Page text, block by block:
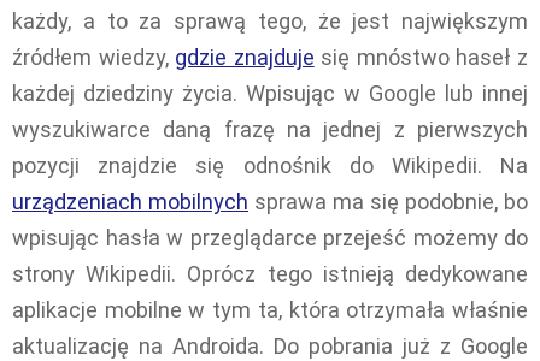
każdy, a to za sprawą tego, że jest największym
źródłem wiedzy, gdzie znajduje się mnóstwo haseł z
każdej dziedziny życia. Wpisując w Google lub innej
wyszukiwarce daną frazę na jednej z pierwszych
pozycji znajdzie się odnośnik do Wikipedii. Na
urządzeniach mobilnych sprawa ma się podobnie, bo
wpisując hasła w przeglądarce przejeść możemy do
strony Wikipedii. Oprócz tego istnieją dedykowane
aplikacje mobilne w tym ta, która otrzymała właśnie
aktualizację na Androida. Do pobrania już z Google